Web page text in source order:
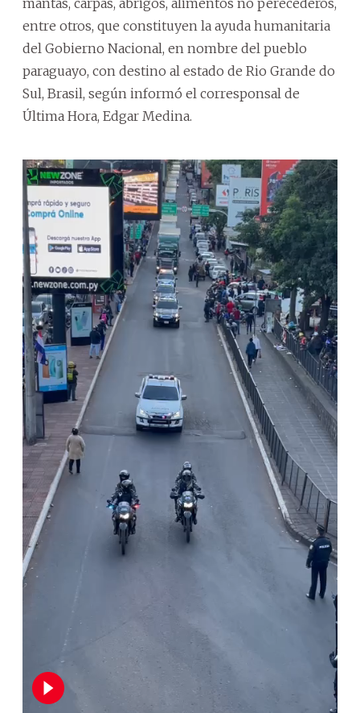
entre otros, que constituyen la ayuda humanitaria
del Gobierno Nacional, en nombre del pueblo
paraguayo, con destino al estado de Rio Grande do
Sul, Brasil, según informó el corresponsal de
Última Hora, Edgar Medina.